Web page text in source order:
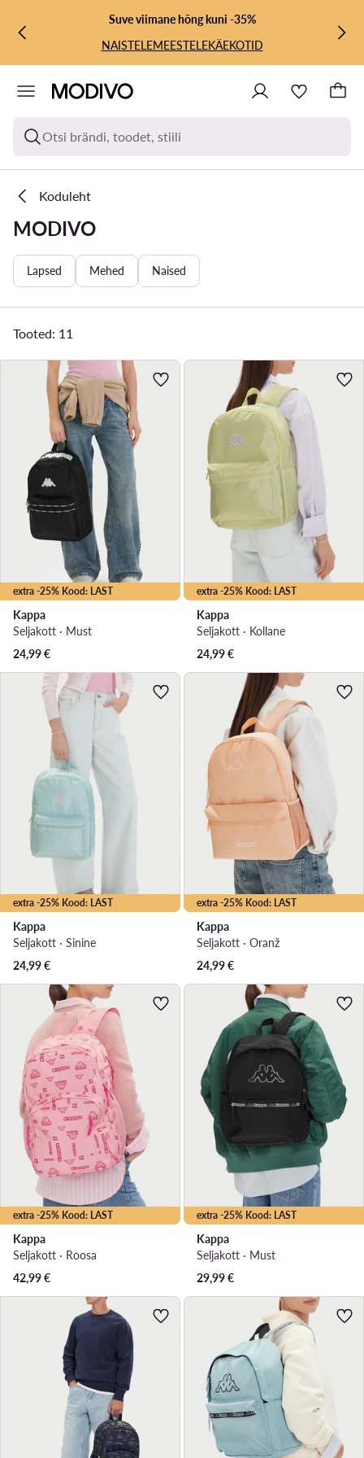
LIIGU PÕHISISU JUURDE
MINE OTSINGUSSESuve viimane hõng kuni -35%
NAISTELEMEESTELEKÄEKOTID
Otsi brändi, toodet, stiili
Koduleht
MODIVO
Lapsed Mehed Naised
Tooted: 11
extra -25% Kood: LAST
Kappa
Seljakott · Must
24,99€
extra -25% Kood: LAST
Kappa
Seljakott · Kollane
24,99€
extra -25% Kood: LAST
Kappa
Seljakott · Sinine
24,99€
extra -25% Kood: LAST
Kappa
Seljakott · Oranž
24,99€
extra -25% Kood: LAST
Kappa
Seljakott · Roosa
42,99€
extra -25% Kood: LAST
Kappa
Seljakott · Must
29,99€